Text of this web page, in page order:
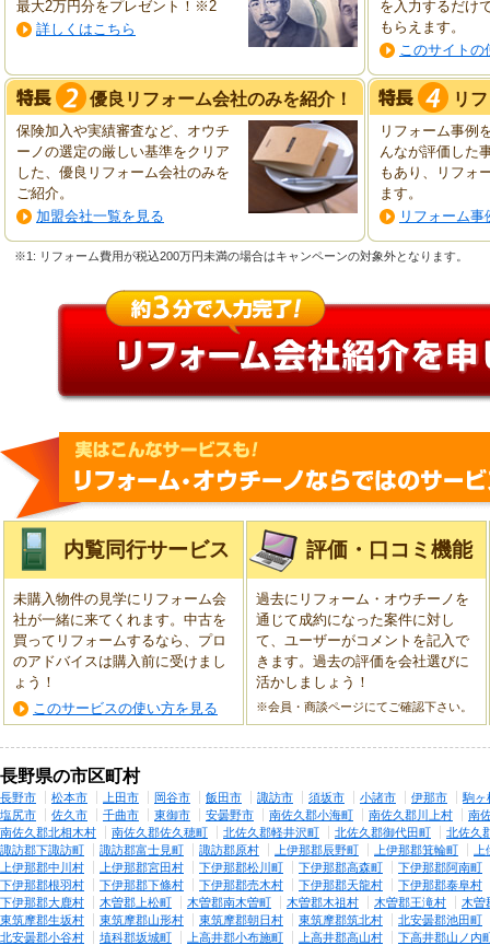
最大2万円分をプレゼント！※2
詳しくはこちら
を入力するだけ
もらえます。
このサイトの
優良リフォーム会社のみを紹介！
保険加入や実績審査など、オウチ
ーノの選定の厳しい基準をクリア
した、優良リフォーム会社のみを
ご紹介。
加盟会社一覧を見る
リ
リフォーム事例
んなが評価した
もあり、リフォ
ます。
リフォーム事
※1: リフォーム費用が税込200万円未満の場合はキャンペーンの対象外となります。
内覧同行サービス
未購入物件の見学にリフォーム会
社が一緒に来てくれます。中古を
買ってリフォームするなら、プロ
のアドバイスは購入前に受けまし
ょう！
このサービスの使い方を見る
評価・口コミ機能
過去にリフォーム・オウチーノを
通じて成約になった案件に対し
て、ユーザーがコメントを記入で
きます。過去の評価を会社選びに
活かしましょう！
※会員・商談ページにてご確認下さい。
長野県の市区町村
長野市 松本市 上田市 岡谷市 飯田市 諏訪市 須坂市 小諸市 伊那市
駒ヶ
塩尻市
佐久市 千曲市 東御市 安曇野市 南佐久郡小海町 南佐久郡川上村
南
南佐久郡北相木村
南佐久郡佐久穂町 北佐久郡軽井沢町 北佐久郡御代田町
北佐久
諏訪郡下諏訪町
諏訪郡富士見町 諏訪郡原村 上伊那郡辰野町 上伊那郡箕輪町
上伊那郡中川村
上伊那郡宮田村 下伊那郡松川町 下伊那郡高森町
下伊那郡阿南町
下伊那郡根羽村
下伊那郡下條村 下伊那郡売木村 下伊那郡天龍村
下伊那郡泰阜村
下伊那郡大鹿村
木曽郡上松町 木曽郡南木曽町 木曽郡木祖村 木曽郡王滝村
木曽
東筑摩郡生坂村
東筑摩郡山形村 東筑摩郡朝日村 東筑摩郡筑北村
北安曇郡池田町
北安曇郡小谷村
埴科郡坂城町 上高井郡小布施町 上高井郡高山村
下高井郡山ノ内